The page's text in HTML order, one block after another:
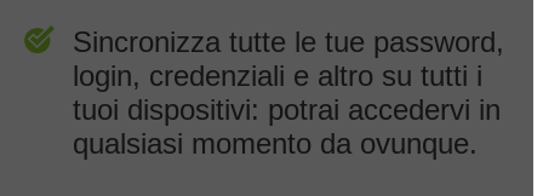
Sincronizza tutte le tue password,
login, credenziali e altro su tutti i
tuoi dispositivi: potrai accedervi in
qualsiasi momento da ovunque.